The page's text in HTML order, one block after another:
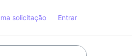
solicitação Entrar